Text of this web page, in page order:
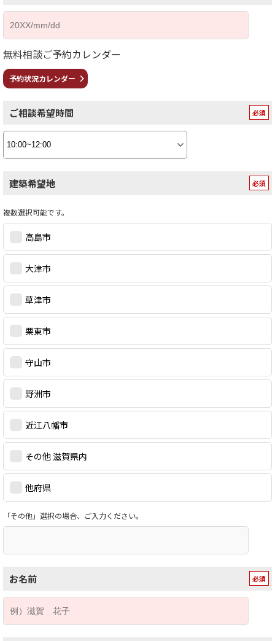
無料相談ご予約カレンダー
予約状況カレンダー
ご相談希望時間
建築希望地
複数選択可能です。
高島市
大津市
草津市
栗東市
守山市
野洲市
近江八幡市
その他 滋賀県内
他府県
「その他」選択の場合、ご入力ください。
お名前